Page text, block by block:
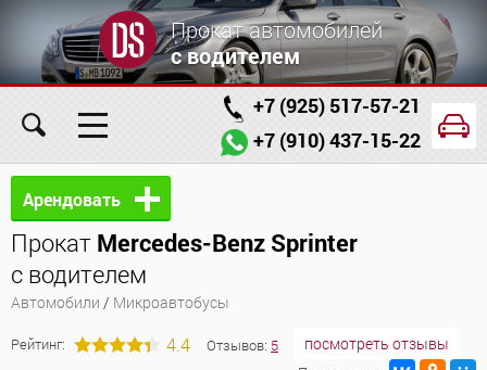
Прокат автомобилей
с водителем
+7 (925) 517-57-21
+7 (910) 437-15-22
Главная Автомобили
Условия аренды Заказ проката онлайн
О компании
Арендовать
Прокат Mercedes-Benz Sprinter
с водителем
Автомобили / Микроавтобусы
Рейтинг: 4.4 Отзывов: 5 посмотреть отзывы